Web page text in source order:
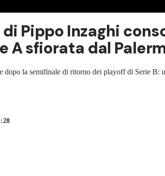
Pippo Inzaghi
A sfiorata dal
dopo la semifinale di ritorno dei playoff di Serie B: